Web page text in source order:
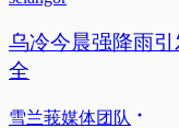
乌冷今晨强降雨
全
雪兰莪媒体团队